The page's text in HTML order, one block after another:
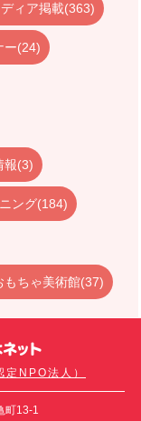
ディア掲載(363)
ー(24)
報(3)
ング(184)
もちゃ美術館(37)
NPO法人）
町13-1